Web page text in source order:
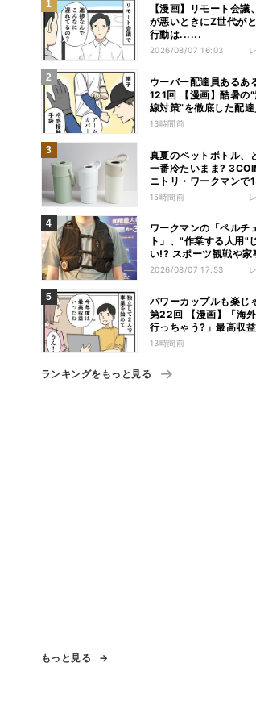
【漫画】リモート会議
が悪いときにZ世代が
行動は......
2026/08/07 16:03
ウーバー配達員あるあ
121回 【漫画】酷暑の
線対策”を徹底した配達
が、数カ月後に絶句し
13時間前
真夏のペットボトル、
一番冷たいまま?
ニトリ・ワークマンで
検証してみた
15時間前
ワークマンの「ペルチ
ト」、"作業する人用"
い!? スポーツ観戦や家
の熱中症&冷え対策
2026/08/07 17:53
パワーカップルも楽じ
第22回 【漫画】「海
行っちゃう?」最高収
ぶ夫婦、直後に届いた
13時間前
ランキングをもっと見る
もっと見る